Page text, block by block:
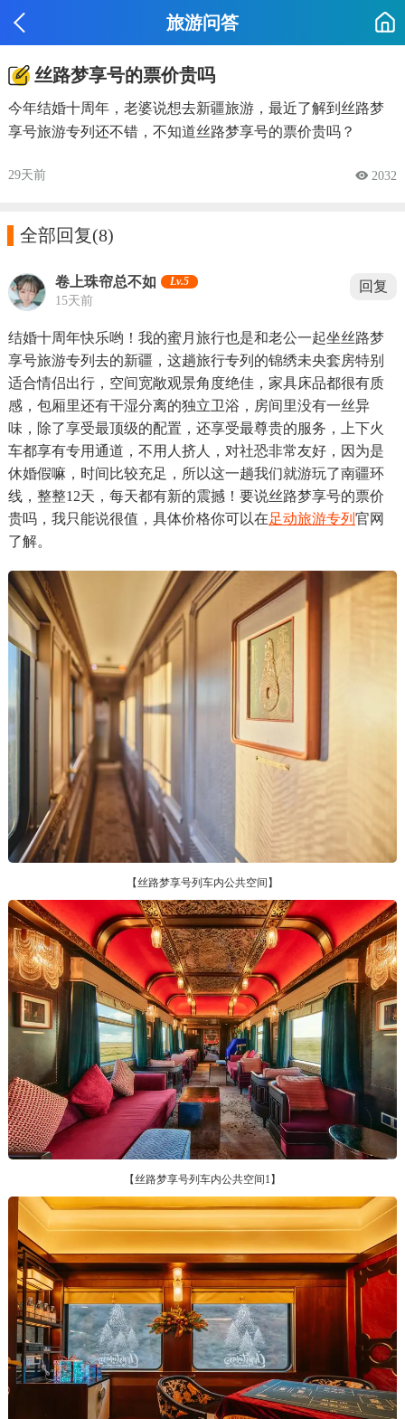
旅游问答
丝路梦享号的票价贵吗
今年结婚十周年，老婆说想去新疆旅游，最近了解到丝路梦
享号旅游专列还不错，不知道丝路梦享号的票价贵吗？
29天前  2032
全部回复(8)
卷上珠帘总不如 Lv.5
15天前
回复
结婚十周年快乐哟！我的蜜月旅行也是和老公一起坐丝路梦
享号旅游专列去的新疆，这趟旅行专列的锦绣未央套房特别
适合情侣出行，空间宽敞观景角度绝佳，家具床品都很有质
感，包厢里还有干湿分离的独立卫浴，房间里没有一丝异
味，除了享受最顶级的配置，还享受最尊贵的服务，上下火
车都享有专用通道，不用人挤人，对社恐非常友好，因为是
休婚假嘛，时间比较充足，所以这一趟我们就游玩了南疆环
线，整整12天，每天都有新的震撼！要说丝路梦享号的票价
贵吗，我只能说很值，具体价格你可以在足动旅游专列 官网
了解。
【丝路梦享号列车内公共空间】
【丝路梦享号列车内公共空间1】